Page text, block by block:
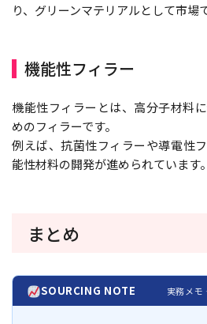
り、グリーンマテリアルとして市場
機能性フィラー
機能性フィラーとは、高分子材料
めのフィラーです。
例えば、抗菌性フィラーや導電性
能性材料の開発が進められています。
まとめ
SOURCING NOTE 実務メ